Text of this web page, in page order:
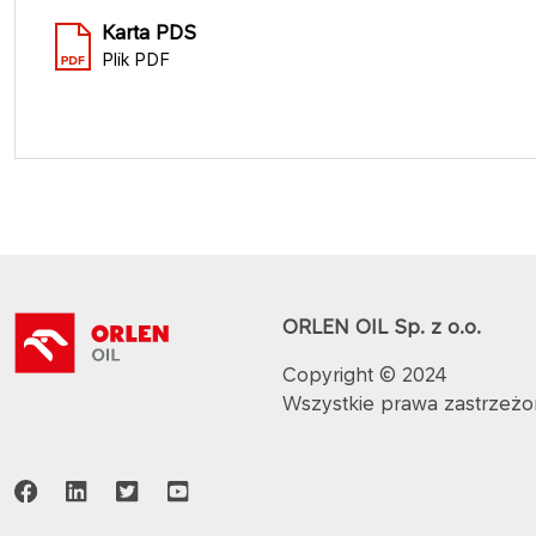
Karta PDS
Plik PDF
ORLEN OIL Sp. z o.o.
Copyright © 2024
Wszystkie prawa